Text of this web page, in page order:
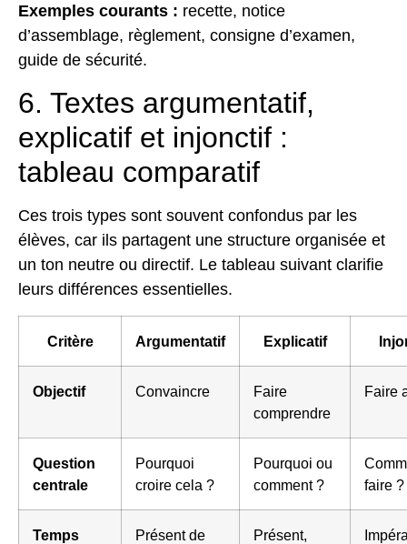
Exemples courants : recette, notice
d’assemblage, règlement, consigne d’examen,
guide de sécurité.
6. Textes argumentatif,
explicatif et injonctif :
tableau comparatif
Ces trois types sont souvent confondus par les
élèves, car ils partagent une structure organisée et
un ton neutre ou directif. Le tableau suivant clarifie
leurs différences essentielles.
Critère Argumentatif Explicatif
Objectif Convaincre
Faire
comprendre
Faire
Question
centrale
Pourquoi
croire cela ?
Pourquoi ou
comment ?
faire ?
Temps
Présent de
Présent,